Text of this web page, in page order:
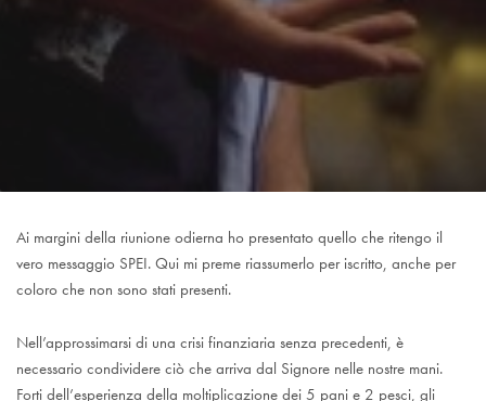
Ai margini della riunione odierna ho presentato quello che ritengo il
vero messaggio SPEI. Qui mi preme riassumerlo per iscritto, anche per
coloro che non sono stati presenti.
Nell’approssimarsi di una crisi finanziaria senza precedenti, è
necessario condividere ciò che arriva dal Signore nelle nostre mani.
Forti dell’esperienza della moltiplicazione dei 5 pani e 2 pesci, gli